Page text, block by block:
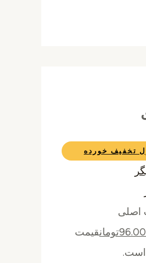
تخفیف خورده
اصلی
تومانقیمت